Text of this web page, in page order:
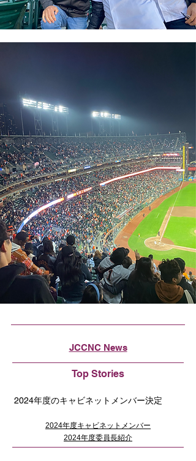
JCCNC News
Top Stories
2024年度のキャビネットメンバー決定
2024年度キャビネットメンバー
2024年度委員長紹介